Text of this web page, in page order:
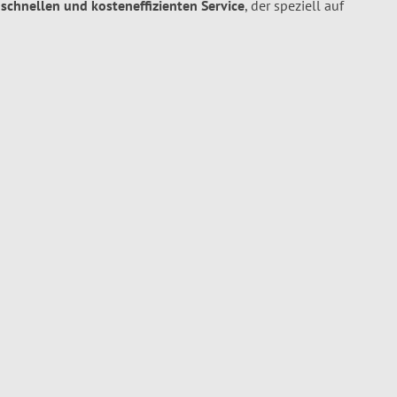
und kosteneffizienten Service, der speziell auf